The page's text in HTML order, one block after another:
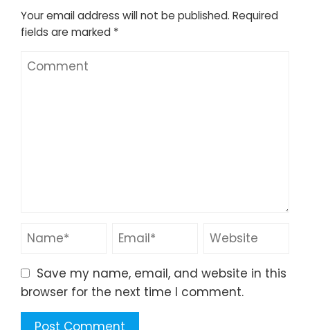
Your email address will not be published. Required
fields are marked *
Save my name, email, and website in this
browser for the next time I comment.